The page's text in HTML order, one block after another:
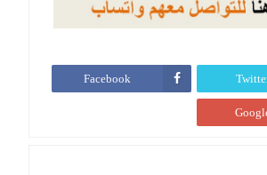
Facebook